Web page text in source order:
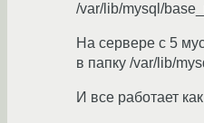
/var/lib/mysql/
На сервере с 5
в папку /var/lib/
И все работает